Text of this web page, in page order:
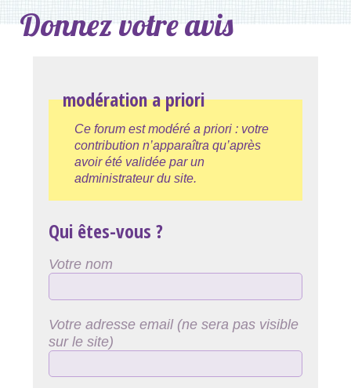
Donnez votre avis
modération a priori
Ce forum est modéré a priori : votre
contribution n’apparaîtra qu’après
avoir été validée par un
administrateur du site.
Qui êtes-vous ?
Votre nom
Votre adresse email (ne sera pas visible
sur le site)